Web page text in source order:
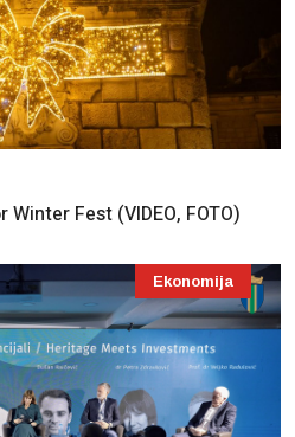
Fest (VIDEO, FOTO)
Ekonomija